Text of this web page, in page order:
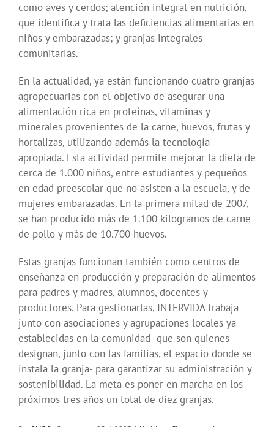
como aves y cerdos; atención integral en nutrición,
que identifica y trata las deficiencias alimentarias en
niños y embarazadas; y granjas integrales
comunitarias.
En la actualidad, ya están funcionando cuatro granjas
agropecuarias con el objetivo de asegurar una
alimentación rica en proteínas, vitaminas y
minerales provenientes de la carne, huevos, frutas y
hortalizas, utilizando además la tecnología
apropiada. Esta actividad permite mejorar la dieta de
cerca de 1.000 niños, entre estudiantes y pequeños
en edad preescolar que no asisten a la escuela, y de
mujeres embarazadas. En la primera mitad de 2007,
se han producido más de 1.100 kilogramos de carne
de pollo y más de 10.700 huevos.
Estas granjas funcionan también como centros de
enseñanza en producción y preparación de alimentos
para padres y madres, alumnos, docentes y
productores. Para gestionarlas, INTERVIDA trabaja
junto con asociaciones y agrupaciones locales ya
establecidas en la comunidad -que son quienes
designan, junto con las familias, el espacio donde se
instala la granja- para garantizar su administración y
sostenibilidad. La meta es poner en marcha en los
próximos tres años un total de diez granjas.